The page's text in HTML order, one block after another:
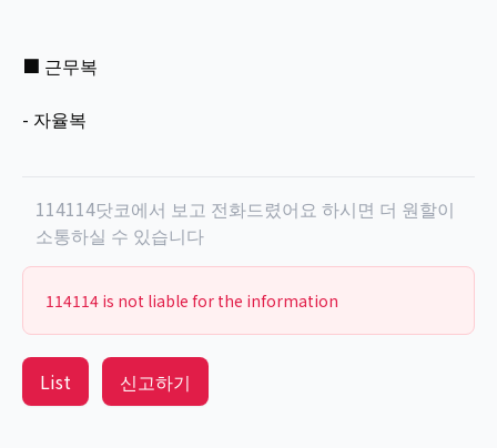
■ 근무복
- 자율복
114114닷코에서 보고 전화드렸어요 하시면 더 원할이
소통하실 수 있습니다
114114 is not liable for the information
List 신고하기